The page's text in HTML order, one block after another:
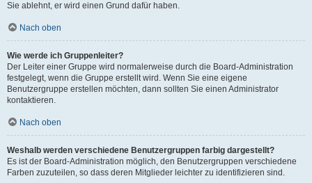
Sie ablehnt, er wird einen Grund dafür haben.
Nach oben
Wie werde ich Gruppenleiter?
Der Leiter einer Gruppe wird normalerweise durch die Board-Administration
festgelegt, wenn die Gruppe erstellt wird. Wenn Sie eine eigene
Benutzergruppe erstellen möchten, dann sollten Sie einen Administrator
kontaktieren.
Nach oben
Weshalb werden verschiedene Benutzergruppen farbig dargestellt?
Es ist der Board-Administration möglich, den Benutzergruppen verschiedene
Farben zuzuteilen, so dass deren Mitglieder leichter zu identifizieren sind.